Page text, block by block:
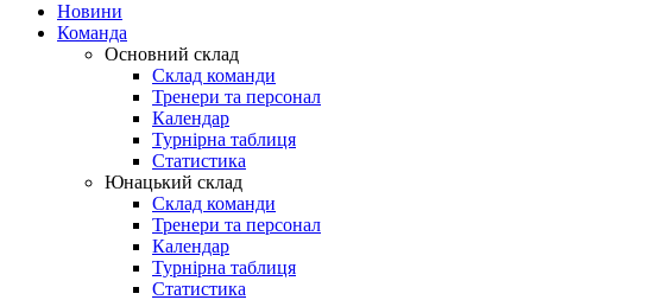
Новини
Команда
Основний склад
Склад команди
Тренери та персонал
Календар
Турнірна таблиця
Статистика
Юнацький склад
Склад команди
Тренери та персонал
Календар
Турнірна таблиця
Статистика